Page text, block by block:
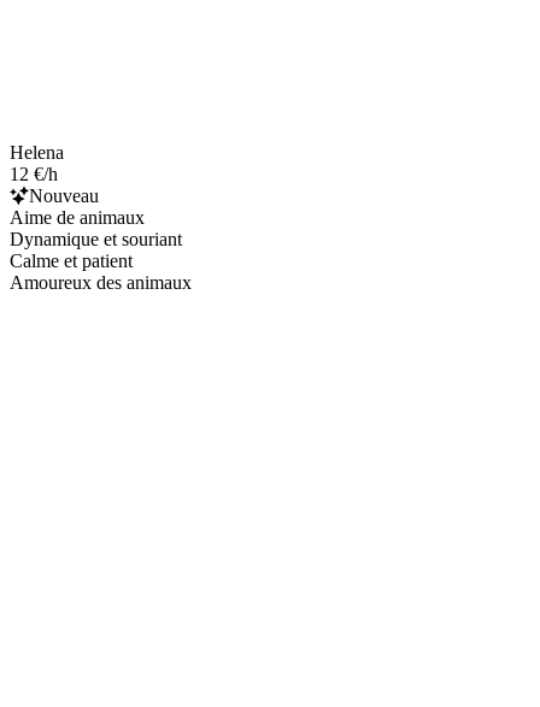
Helena
12 €/h
Nouveau
Aime de animaux
Dynamique et souriant
Calme et patient
Amoureux des animaux